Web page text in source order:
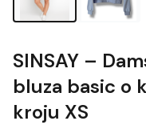
SINSAY –
bluza basic o
kroju XS